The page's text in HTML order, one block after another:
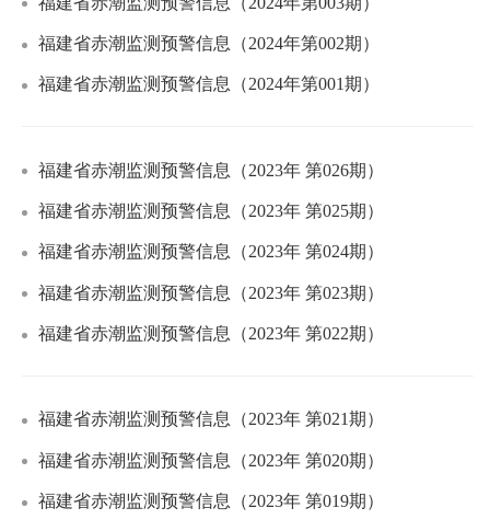
福建省赤潮监测预警信息（2024年第002期）
福建省赤潮监测预警信息（2024年第001期）
福建省赤潮监测预警信息（2023年 第026期）
福建省赤潮监测预警信息（2023年 第025期）
福建省赤潮监测预警信息（2023年 第024期）
福建省赤潮监测预警信息（2023年 第023期）
福建省赤潮监测预警信息（2023年 第022期）
福建省赤潮监测预警信息（2023年 第021期）
福建省赤潮监测预警信息（2023年 第020期）
福建省赤潮监测预警信息（2023年 第019期）